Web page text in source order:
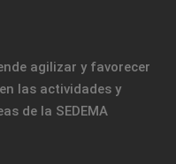
agilizar y favorecer
las actividades y
de la SEDEMA